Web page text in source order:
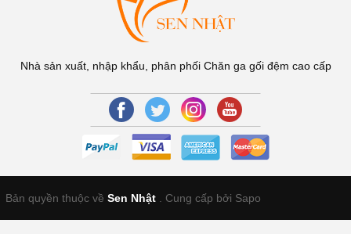
Nhà sản xuất, nhập khẩu, phân phối Chăn ga gối đệm cao cấp
Bản quyền thuộc về Sen Nhật Cung cấp bởi Sapo